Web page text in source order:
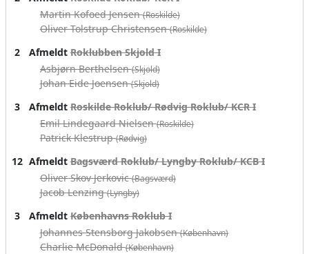
Martin Kofoed Jensen(Roskilde)
Oliver Tolstrup Christensen(Roskilde)
2 AfmeldtRoklubben Skjold I
Asbjørn Berthelsen(Skjold)
Johan Eide Joensen(Skjold)
3 AfmeldtRoskilde Roklub/ Rødvig Roklub/ KCR I
Emil Lindegaard Nielsen(Roskilde)
Patrick Klestrup(Rødvig)
12 AfmeldtBagsværd Roklub/ Lyngby Roklub/ KCB I
Oliver Skov Jerkovic(Bagsværd)
Jacob Lenzing(Lyngby)
3 AfmeldtKøbenhavns Roklub I
Johannes Stensborg Jakobsen(København)
Charlie McDonald(København)